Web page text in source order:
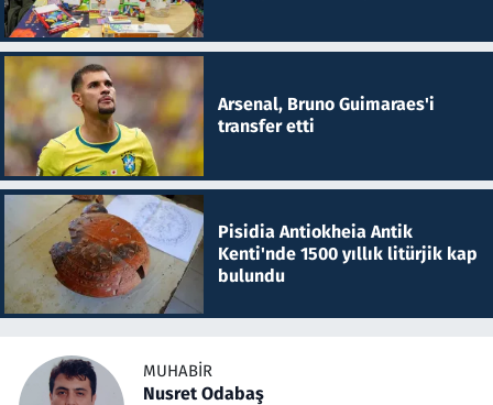
Arsenal, Bruno Guimaraes'i
transfer etti
Pisidia Antiokheia Antik
Kenti'nde 1500 yıllık litürjik kap
bulundu
MUHABIR
Nusret Odabaş